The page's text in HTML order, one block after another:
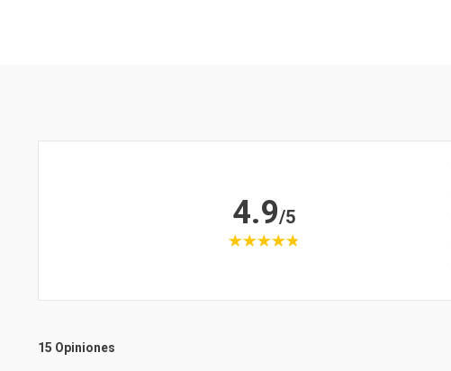
4.9/5
15 Opiniones